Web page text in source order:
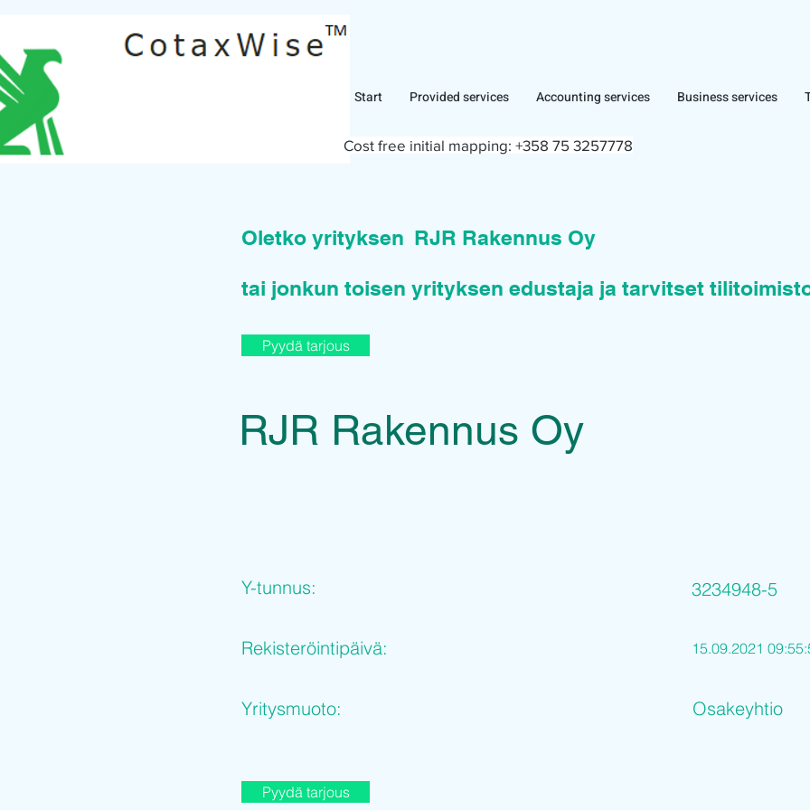
Start Provided services Accounting services Business services
Cost free initial mapping: +358 75 3257778
Oletko yrityksen RJR Rakennus Oy
tai jonkun toisen yrityksen edustaja ja tarvitset
Pyydä tarjous
RJR Rakennus Oy
Y-tunnus:
Rekisteröintipäivä:
Yritysmuoto:
3234948-5
15.09.2021
Osakeyhtio
Pyydä tarjous